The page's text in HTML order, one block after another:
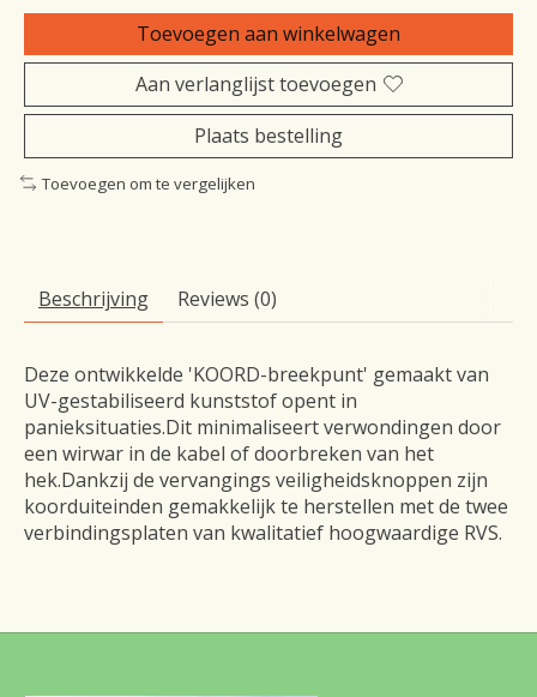
Toevoegen aan winkelwagen
Aan verlanglijst toevoegen
Plaats bestelling
Toevoegen om te vergelijken
Beschrijving Reviews (0)
Deze ontwikkelde 'KOORD-breekpunt' gemaakt van
UV-gestabiliseerd kunststof opent in
panieksituaties.Dit minimaliseert verwondingen door
een wirwar in de kabel of doorbreken van het
hek.Dankzij de vervangings veiligheidsknoppen zijn
koorduiteinden gemakkelijk te herstellen met de twee
verbindingsplaten van kwalitatief hoogwaardige RVS.